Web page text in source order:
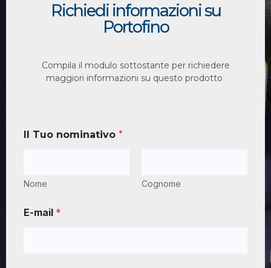
Richiedi informazioni su
Portofino
Compila il modulo sottostante per richiedere
maggiori informazioni su questo prodotto
Il Tuo nominativo *
Nome Cognome
E-mail *